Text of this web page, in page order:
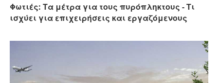
Φωτιές: Τα μέτρα για τους πυρόπληκτους - Τι
ισχύει για επιχειρήσεις και εργαζόμενους